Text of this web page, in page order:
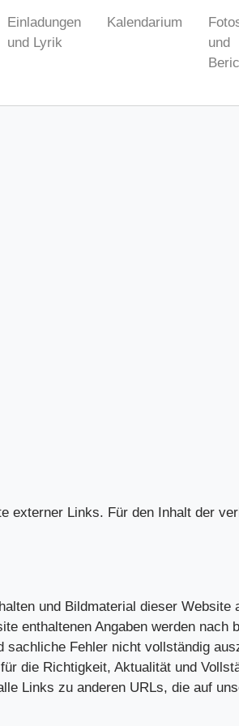
Einladungen
und Lyrik
Kalendarium
und
externer Links. Für den Inhalt der
und Bildmaterial dieser Website
enthaltenen Angaben werden nach
Fehler nicht vollständig
die Richtigkeit, Aktualität und
Links zu anderen URLs, die auf